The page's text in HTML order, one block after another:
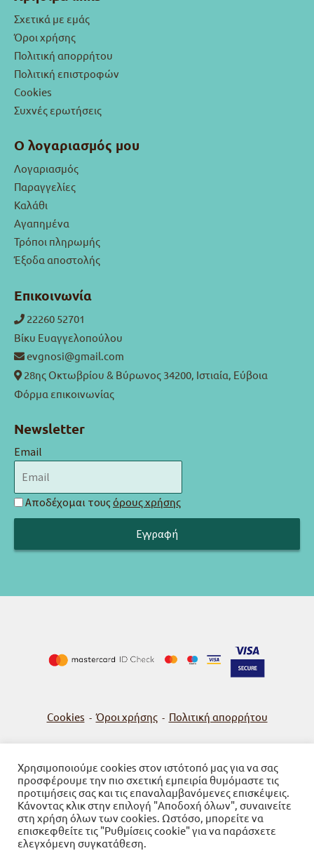
Σχετικά με εμάς
Όροι χρήσης
Πολιτική απορρήτου
Πολιτική επιστροφών
Cookies
Συχνές ερωτήσεις
Ο λογαριασμός μου
Λογαριασμός
Παραγγελίες
Καλάθι
Αγαπημένα
Τρόποι πληρωμής
Έξοδα αποστολής
Επικοινωνία
22260 52701
Βίκυ Ευαγγελοπούλου
evgnosi@gmail.com
28ης Οκτωβρίου & Βύρωνος 34200, Ιστιαία, Εύβοια
Φόρμα επικοινωνίας
Newsletter
Email
Αποδέχομαι τους όρους χρήσης
Cookies - Όροι χρήσης - Πολιτική απορρήτου
© 2026Βιβλιοπωλείο Γνώση
Powered by SBZ Systems & EMDI Business Management
Χρησιμοποιούμε cookies στον ιστότοπό μας για να σας
προσφέρουμε την πιο σχετική εμπειρία θυμόμαστε τις
προτιμήσεις σας και τις επαναλαμβανόμενες επισκέψεις.
Κάνοντας κλικ στην επιλογή "Αποδοχή όλων", συναινείτε
στη χρήση όλων των cookies. Ωστόσο, μπορείτε να
επισκεφθείτε τις "Ρυθμίσεις cookie" για να παράσχετε
ελεγχόμενη συγκατάθεση.